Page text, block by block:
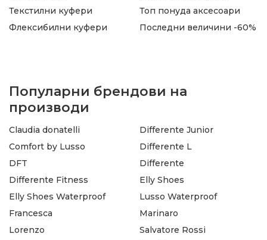
Текстилни куфери
Флексибилни куфери
Топ понуда аксесоари
Последни величини -60%
Популарни брендови на
производи
Claudia donatelli
Comfort by Lusso
DFT
Differente Fitness
Differente Junior
Differente L
Differente
Elly Shoes
Elly Shoes Waterproof
Francesca
Lorenzo
Lusso Waterproof
Marinaro
Salvatore Rossi